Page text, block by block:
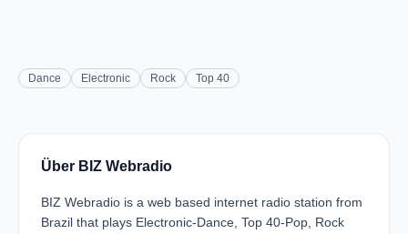
Dance Electronic Rock Top 40
Über BIZ Webradio
BIZ Webradio is a web based internet radio station from
Brazil that plays Electronic-Dance, Top 40-Pop, Rock